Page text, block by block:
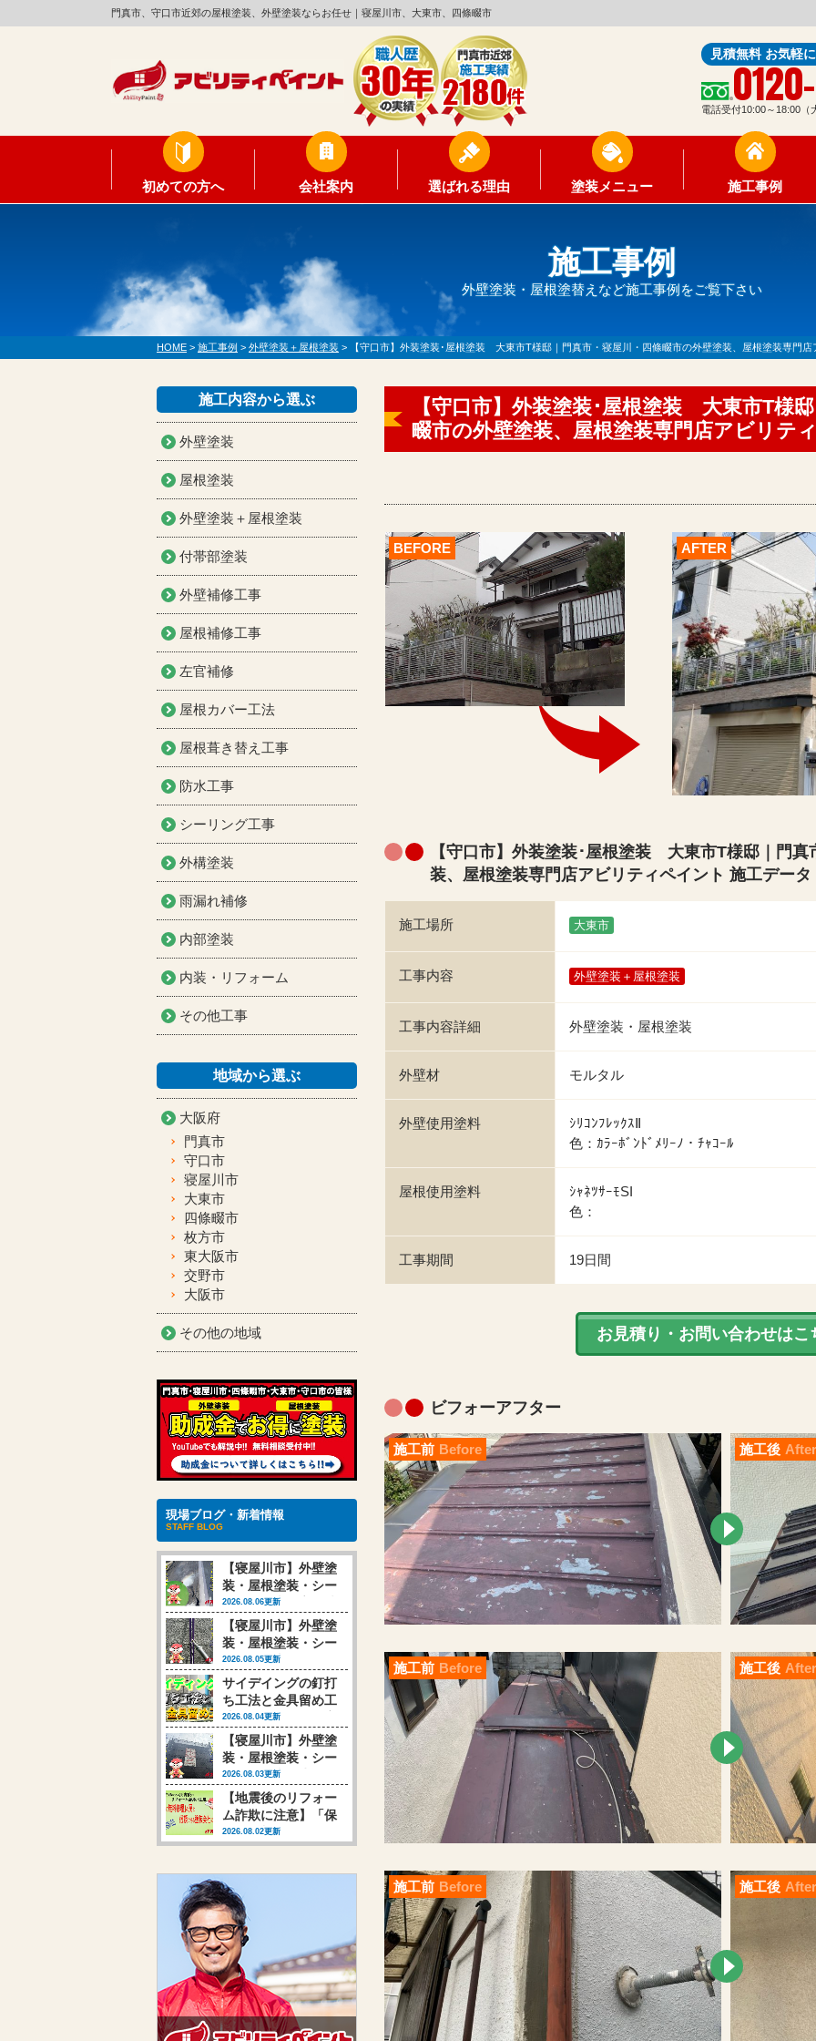
門真市、守口市近郊の屋根塗装、外壁塗装ならお任せ｜寝屋川市、大東市、四條畷市
見積無料 お気軽
電話受付10:00～18:00（
初めての方へ 会社案内 選ばれる理由 塗装メニュー 施工事例
施工事例
外壁塗装・屋根塗替えなど施工事例をご覧下さい
HOME > 施工事例 > 外壁塗装＋屋根塗装 > 【守口市】外装塗装･屋根塗装 大東市T様邸｜門真市・寝屋川・四條畷市の外壁塗装、屋根塗装専門店
【守口市】外装塗装･屋根塗装 大東市T様
畷市の外壁塗装、屋根塗装専門店アビリテ
AFTER
BEFORE
【守口市】外装塗装･屋根塗装 大東市T様邸｜門
装、屋根塗装専門店アビリティペイント 施工データ
施工場所 大東市
工事内容 外壁塗装＋屋根塗装
工事内容詳細 外壁塗装・屋根塗装
外壁材 モルタル
外壁使用塗料
ｼﾘｺﾝﾌﾚｯｸｽⅡ
色：ｶﾗｰﾎﾞﾝﾄﾞﾒﾘｰﾉ・ﾁｬｺｰﾙ
屋根使用塗料
ｼｬﾈﾂｻｰﾓSI
色：
工事期間 19日間
お見積り・お問い合わせはこ
ビフォーアフター
施工前 Before 施工後 After
施工前 Before 施工後 After
施工前 Before 施工後 After
施工内容から選ぶ
外壁塗装
屋根塗装
外壁塗装＋屋根塗装
付帯部塗装
外壁補修工事
屋根補修工事
左官補修
屋根カバー工法
屋根葺き替え工事
防水工事
シーリング工事
外構塗装
雨漏れ補修
内部塗装
内装・リフォーム
その他工事
地域から選ぶ
大阪府
門真市
守口市
寝屋川市
大東市
四條畷市
枚方市
東大阪市
交野市
大阪市
その他の地域
現場ブログ・新着情報
STAFF BLOG
【寝屋川市】外壁塗
装・屋根塗装・シー
リング工事 高圧洗
浄行いました
2026.08.06更新
【寝屋川市】外壁塗
装・屋根塗装・シー
リング工事 シーリ
ング工事行いました
(‘◇’)ゞ
2026.08.05更新
サイデイングの釘打
ち工法と金具留め工
法、それによって変
わる塗装時の対応
【動画あり】
2026.08.04更新
【寝屋川市】外壁塗
装・屋根塗装・シー
リング工事 生まれ
変わりのお手伝い始
まります(‘◇’)ゞ
2026.08.03更新
【地震後のリフォー
ム詐欺に注意】「保
険で無料修理」の罠
と、信頼できる塗装
2026.08.02更新